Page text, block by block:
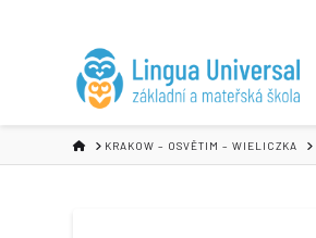
HOMEKRAKOW – OSVĚTIM – WIELICZKA